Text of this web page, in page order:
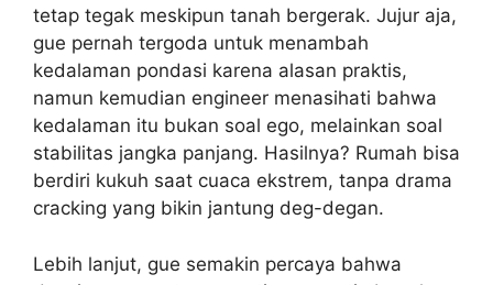
tetap tegak meskipun tanah bergerak. Jujur aja,
gue pernah tergoda untuk menambah
kedalaman pondasi karena alasan praktis,
namun kemudian engineer menasihati bahwa
kedalaman itu bukan soal ego, melainkan soal
stabilitas jangka panjang. Hasilnya? Rumah bisa
berdiri kukuh saat cuaca ekstrem, tanpa drama
cracking yang bikin jantung deg-degan.
Lebih lanjut, gue semakin percaya bahwa